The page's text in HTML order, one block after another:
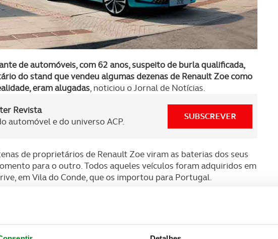
de automóveis, com 62 anos, suspeito de burla qualificada,
do stand que vendeu algumas dezenas de Renault Zoe como
eram alugadas, noticiou o Jornal de Notícias.
Revista
automóvel e do universo ACP.
SUBSCREVER
de proprietários de Renault Zoe viram as baterias dos seus
para o outro. Todos aqueles veículos foram adquiridos em
em Vila do Conde, que os importou para Portugal.